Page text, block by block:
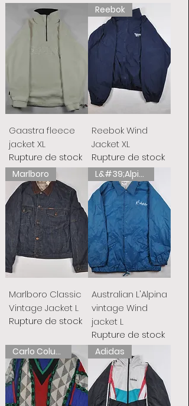
Gaastra fleece
jacket XL
Rupture de stock
Reebok
Reebok Wind
Jacket XL
Rupture de stock
Marlboro
Marlboro Classic
Vintage Jacket L
Rupture de stock
L&#39;Alpina australienne
Australian L'Alpina
vintage Wind
jacket L
Rupture de stock
Carlo Colucci Adidas